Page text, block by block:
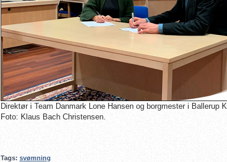
Direktør i Team Danmark Lone Hansen og borgmester i Ballerup
Foto: Klaus Bach Christensen.
Tags: svømning